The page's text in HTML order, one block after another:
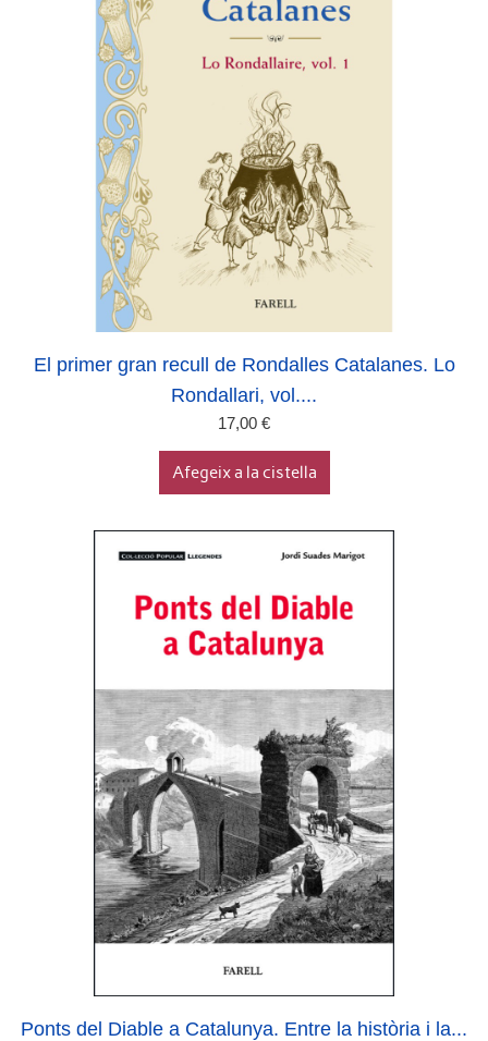
El primer gran recull de Rondalles Catalanes. Lo
Rondallari, vol....
17,00 €
Afegeix a la cistella
Ponts del Diable a Catalunya. Entre la història i la...